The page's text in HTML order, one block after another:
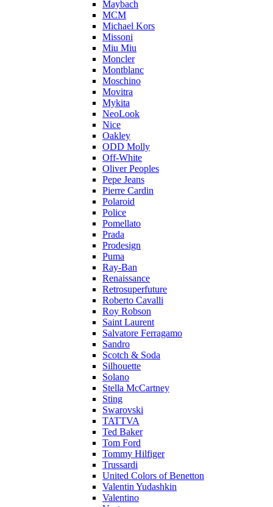
Maybach
MCM
Michael Kors
Missoni
Miu Miu
Moncler
Montblanc
Moschino
Movitra
Mykita
NeoLook
Nice
Oakley
ODD Molly
Off-White
Oliver Peoples
Pepe Jeans
Pierre Cardin
Polaroid
Police
Pomellato
Prada
Prodesign
Puma
Ray-Ban
Renaissance
Retrosuperfuture
Roberto Cavalli
Roy Robson
Saint Laurent
Salvatore Ferragamo
Sandro
Scotch & Soda
Silhouette
Solano
Stella McCartney
Sting
Swarovski
TATTVA
Ted Baker
Tom Ford
Tommy Hilfiger
Trussardi
United Colors of Benetton
Valentin Yudashkin
Valentino